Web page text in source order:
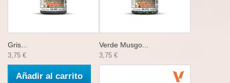
Gris...
3,75 €
Añadir al carrito
Verde Musgo...
3,75 €